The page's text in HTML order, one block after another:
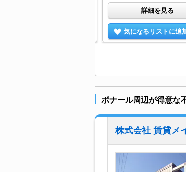
詳細を見る
気になるリストに追
ボナール周辺が得意な
株式会社 賃貸メ